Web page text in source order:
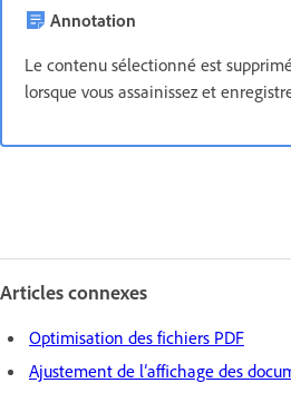
Annotation
Le contenu sélectionné est
lorsque vous assainissez et
Articles connexes
Optimisation des fichiers PDF
Ajustement de l’affichage des